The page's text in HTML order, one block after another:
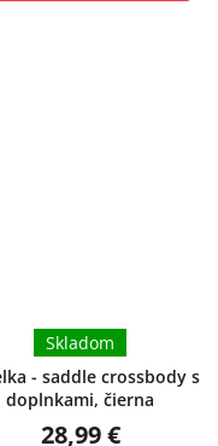
- saddle crossbody s
doplnkami, čierna
Skladom
28,99 €